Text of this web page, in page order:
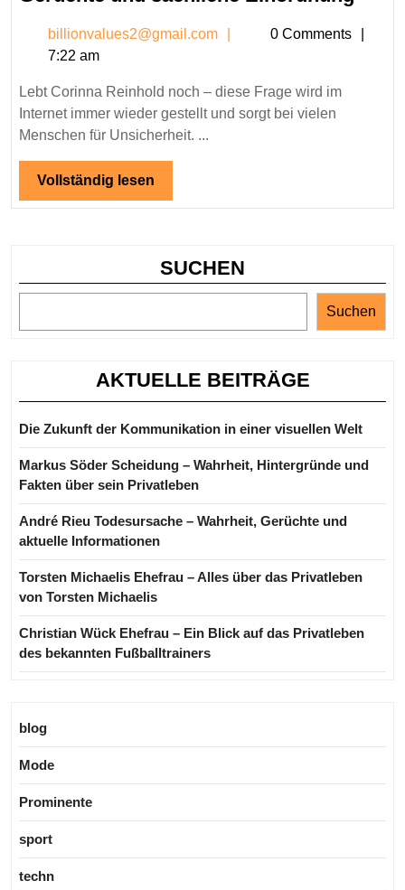
billionvalues2@gmail.com
0 Comments
7:22 am
Lebt Corinna Reinhold noch – diese Frage wird im
Internet immer wieder gestellt und sorgt bei vielen
Menschen für Unsicherheit. ...
Vollständig lesen
lesen
SUCHEN
Suchen
AKTUELLE BEITRÄGE
Die Zukunft der Kommunikation in einer visuellen Welt
Markus Söder Scheidung – Wahrheit, Hintergründe und
Fakten über sein Privatleben
André Rieu Todesursache – Wahrheit, Gerüchte und
aktuelle Informationen
Torsten Michaelis Ehefrau – Alles über das Privatleben
von Torsten Michaelis
Christian Wück Ehefrau – Ein Blick auf das Privatleben
des bekannten Fußballtrainers
blog
Mode
Prominente
sport
techn